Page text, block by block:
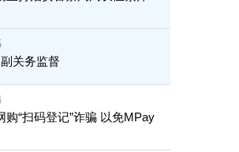
关务监督
购“扫码登记”诈骗 以免MPay